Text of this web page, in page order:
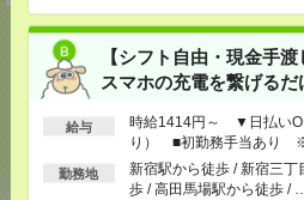
【シフト自由・現金手
スマホの充電を繋げる
給与
時給1414円～ ▼日払い
り） ■初勤務手当あり
る
勤務地
新宿駅から徒歩 / 新宿三丁
歩 / 高田馬場駅から徒歩 / …
気にな